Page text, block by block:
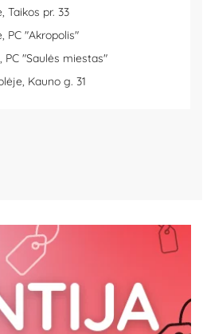
Taikos pr. 33
PC "Akropolis"
PC "Saulės miestas"
Kauno g. 31